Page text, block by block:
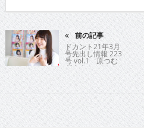
前の記事
ドカント21年3月
号先出し情報 223
号 vol.1 原つむ
ぎさん